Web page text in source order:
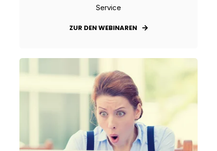
Service
ZUR DEN WEBINAREN